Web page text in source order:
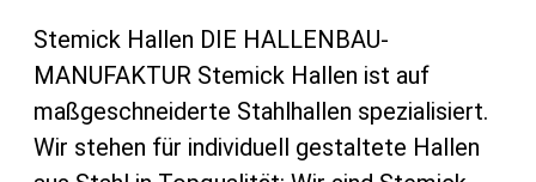
Stemick Hallen DIE HALLENBAU-
MANUFAKTUR Stemick Hallen ist auf
maßgeschneiderte Stahlhallen spezialisiert.
Wir stehen für individuell gestaltete Hallen